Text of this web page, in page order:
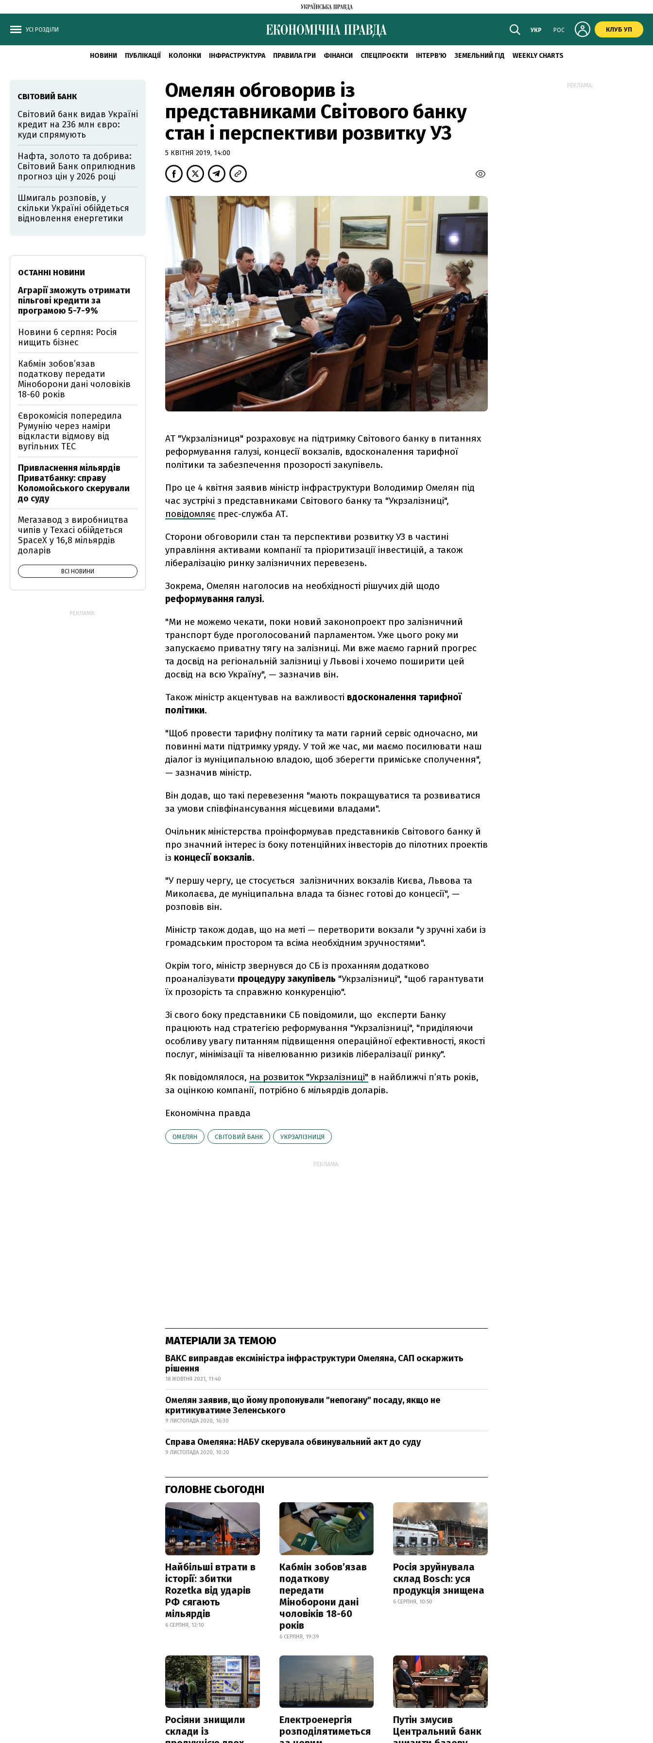
УСІ РОЗДІЛИ УКР РОС КЛУБ УП
НОВИНИ ПУБЛІКАЦІЇ КОЛОНКИ ІНФРАСТРУКТУРА ПРАВИЛА ГРИ ФІНАНСИ СПЕЦПРОЄКТИ ІНТЕРВ'Ю ЗЕМЕЛЬНИЙ ГІД WEEKLY CHARTS
Омелян обговорив із
представниками Світового банку
стан і перспективи розвитку УЗ
5 КВІТНЯ 2019, 14:00
АТ "Укрзалізниця" розраховує на підтримку Світового банку в питаннях
реформування галузі, концесії вокзалів, вдосконалення тарифної
політики та забезпечення прозорості закупівель.
Про це 4 квітня заявив міністр інфраструктури Володимир Омелян під
час зустрічі з представниками Світового банку та "Укрзалізниці",
повідомляє прес-служба АТ.
Сторони обговорили стан та перспективи розвитку УЗ в частині
управління активами компанії та пріоритизації інвестицій, а також
лібералізацію ринку залізничних перевезень.
Зокрема, Омелян наголосив на необхідності рішучих дій щодо
реформування галузі.
"Ми не можемо чекати, поки новий законопроект про залізничний
транспорт буде проголосований парламентом. Уже цього року ми
запускаємо приватну тягу на залізниці. Ми вже маємо гарний прогрес
та досвід на регіональній залізниці у Львові і хочемо поширити цей
досвід на всю Україну", — зазначив він.
Також міністр акцентував на важливості вдосконалення тарифної
політики.
"Щоб провести тарифну політику та мати гарний сервіс одночасно, ми
повинні мати підтримку уряду. У той же час, ми маємо посилювати наш
діалог із муніципальною владою, щоб зберегти приміське сполучення",
— зазначив міністр.
Він додав, що такі перевезення "мають покращуватися та розвиватися
за умови співфінансування місцевими владами".
Очільник міністерства проінформував представників Світового банку й
про значний інтерес із боку потенційних інвесторів до пілотних проектів
із концесії вокзалів.
"У першу чергу, це стосується залізничних вокзалів Києва, Львова та
Миколаєва, де муніципальна влада та бізнес готові до концесії", —
розповів він.
Міністр також додав, що на меті — перетворити вокзали "у зручні хаби із
громадським простором та всіма необхідним зручностями".
Окрім того, міністр звернувся до СБ із проханням додатково
проаналізувати процедуру закупівель "Укрзалізниці", "щоб гарантувати
їх прозорість та справжню конкуренцію".
Зі свого боку представники СБ повідомили, що експерти Банку
працюють над стратегією реформування "Укрзалізниці", "приділяючи
особливу увагу питанням підвищення операційної ефективності, якості
послуг, мінімізації та нівелюванню ризиків лібералізації ринку".
Як повідомлялося, на розвиток "Укрзалізниці" в найближчі п’ять років,
за оцінкою компанії, потрібно 6 мільярдів доларів.
Економічна правда
ОМЕЛЯН СВІТОВИЙ БАНК УКРЗАЛІЗНИЦЯ
РЕКЛАМА:
МАТЕРІАЛИ ЗА ТЕМОЮ
ВАКС виправдав ексміністра інфраструктури Омеляна, САП оскаржить
рішення
18 ЖОВТНЯ 2021, 11:40
Омелян заявив, що йому пропонували "непогану" посаду, якщо не
критикуватиме Зеленського
9 ЛИСТОПАДА 2020, 16:30
Справа Омеляна: НАБУ скерувала обвинувальний акт до суду
9 ЛИСТОПАДА 2020, 10:20
ГОЛОВНЕ СЬОГОДНІ
Найбільші втрати в
історії: збитки
Rozetka від ударів
РФ сягають
мільярдів
6 СЕРПНЯ, 12:10
Кабмін зобовʼязав
податкову
передати
Міноборони дані
чоловіків 18-60
років
6 СЕРПНЯ, 19:39
Росія зруйнувала
склад Bosch: уся
продукція знищена
6 СЕРПНЯ, 10:50
Росіяни знищили
склади із
Електроенергія
розподілятиметься
Путін змусив
Центральний банк
СВІТОВИЙ БАНК
Світовий банк видав Україні
кредит на 236 млн євро:
куди спрямують
Нафта, золото та добрива:
Світовий Банк оприлюднив
прогноз цін у 2026 році
Шмигаль розповів, у
скільки Україні обійдеться
відновлення енергетики
ОСТАННІ НОВИНИ
Аграрії зможуть отримати
пільгові кредити за
програмою 5-7-9%
Новини 6 серпня: Росія
нищить бізнес
Кабмін зобовʼязав
податкову передати
Міноборони дані чоловіків
18-60 років
Єврокомісія попередила
Румунію через наміри
відкласти відмову від
вугільних ТЕС
Привласнення мільярдів
Приватбанку: справу
Коломойського скерували
до суду
Мегазавод з виробництва
чипів у Техасі обійдеться
SpaceX у 16,8 мільярдів
доларів
ВСІ НОВИНИ
РЕКЛАМА:
РЕКЛАМА: